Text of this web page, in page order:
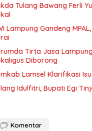
Tulang Bawang Ferli
Lampung Gandeng
Tirta Jasa
Diborong
Lamsel Klarifikasi Isu
Idulfitri, Bupati Egi
Komentar